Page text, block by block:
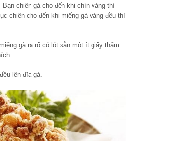
chiên gà cho đến khi chín vàng thì
chiên cho đến khi miếng gà vàng đều thì
gà ra rổ có lót sẵn một ít giấy thấm
lên đĩa gà.